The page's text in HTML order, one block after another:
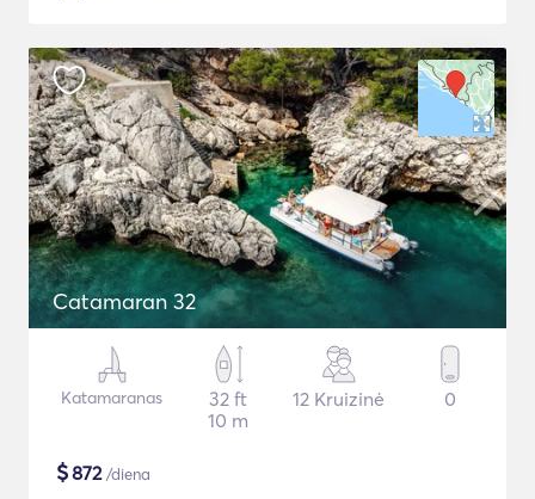
Catamaran 32
Katamaranas
32 ft
10 m
12 Kruizinė 0
$872/diena